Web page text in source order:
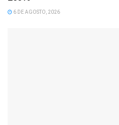
6 DE AGOSTO, 2026